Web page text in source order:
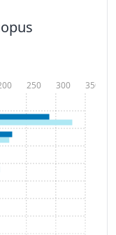
250 300 350